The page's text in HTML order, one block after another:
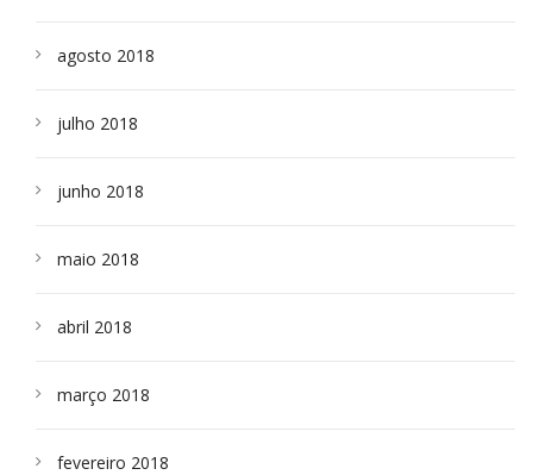
agosto 2018
julho 2018
junho 2018
maio 2018
abril 2018
março 2018
fevereiro 2018